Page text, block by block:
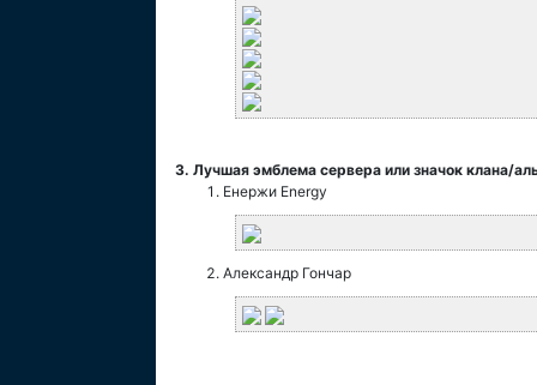
3. Лучшая эмблема сервера или значок клана/
Енержи Energy
Александр Гончар